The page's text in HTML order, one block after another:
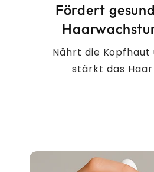
Fördert
Nährt die Kopfhaut
stärkt das Haar